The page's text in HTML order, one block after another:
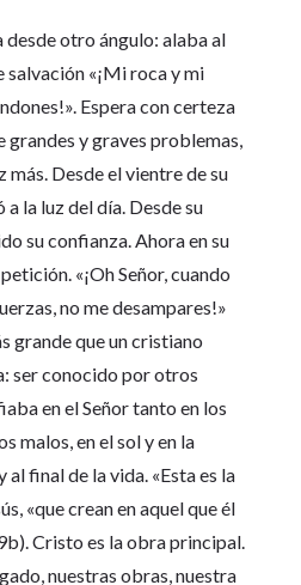
desde otro ángulo: alaba al
salvación «¡Mi roca y mi
Espera con certeza
grandes y graves problemas,
más. Desde el vientre de su
la luz del día. Desde su
su confianza. Ahora en su
«¡Oh Señor, cuando
no me desampares!»
grande que un cristiano
ser conocido por otros
en el Señor tanto en los
malos, en el sol y en la
final de la vida. «Esta es la
«que crean en aquel que él
Cristo es la obra principal.
nuestras obras, nuestra